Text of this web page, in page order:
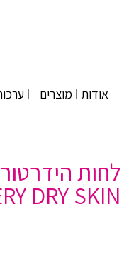
אודות מוצרים
DRY SKIN